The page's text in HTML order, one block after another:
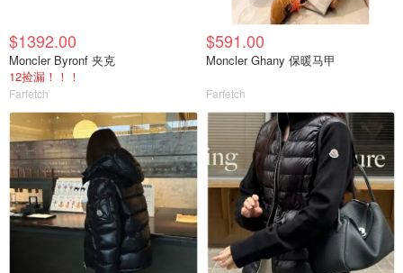
$1392.00
Moncler Byronf 夹克
12捡漏！！！
Farfetch
$591.00
Moncler Ghany 保暖马甲
Farfetch